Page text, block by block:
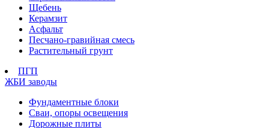
Щебень
Керамзит
Асфальт
Песчано-гравийная смесь
Растительный грунт
ПГП
ЖБИ заводы
Фундаментные блоки
Сваи, опоры освещения
Дорожные плиты